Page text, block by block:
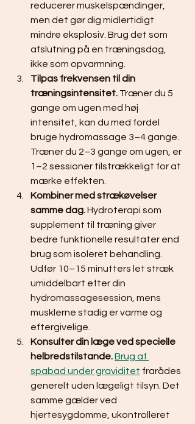
reducerer muskelspændinger,
men det gør dig midlertidigt
mindre eksplosiv. Brug det som
afslutning på en træningsdag,
ikke som opvarmning.
Tilpas frekvensen til din
træningsintensitet. Træner du 5
gange om ugen med høj
intensitet, kan du med fordel
bruge hydromassage 3–4 gange.
Træner du 2–3 gange om ugen, er
1–2 sessioner tilstrækkeligt for at
mærke effekten.
Kombiner med strækøvelser
samme dag. Hydroterapi som
supplement til træning giver
bedre funktionelle resultater end
brug som isoleret behandling.
Udfør 10–15 minutters let stræk
umiddelbart efter din
hydromassagesession, mens
musklerne stadig er varme og
eftergivelige.
Konsulter din læge ved specielle
helbredstilstande.Brug af
spabad under graviditet frarådes
generelt uden lægeligt tilsyn. Det
samme gælder ved
hjertesygdomme, ukontrolleret